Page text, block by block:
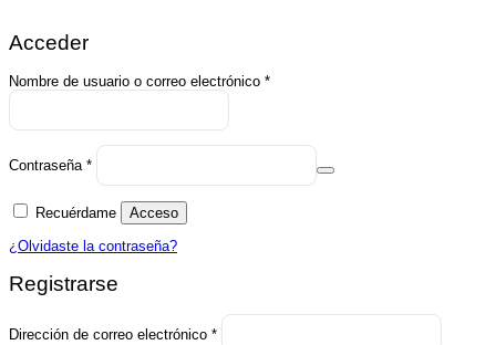
Acceder
Nombre de usuario o correo electrónico *Obligatorio
Contraseña *
Obligatorio
Recuérdame Acceso
¿Olvidaste la contraseña?
Registrarse
Dirección de correo electrónico *
Obligatorio